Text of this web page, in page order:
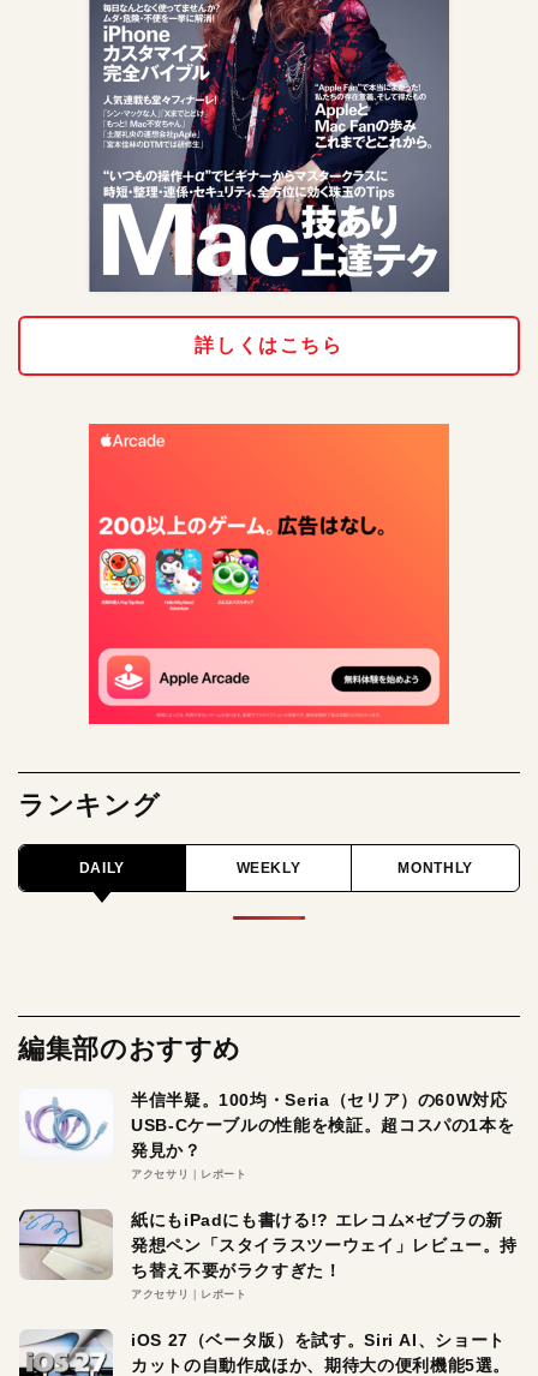
詳しくはこちら
ランキング
DAILY WEEKLY MONTHLY
編集部のおすすめ
半信半疑。100均・Seria（セリア）の60W対応
USB-Cケーブルの性能を検証。超コスパの1本を
発見か？
アクセサリ レポート
紙にもiPadにも書ける!? エレコム×ゼブラの新
発想ペン「スタイラスツーウェイ」レビュー。持
ち替え不要がラクすぎた！
アクセサリ レポート
iOS 27（ベータ版）を試す。Siri AI、ショート
カットの自動作成ほか、期待大の便利機能5選。